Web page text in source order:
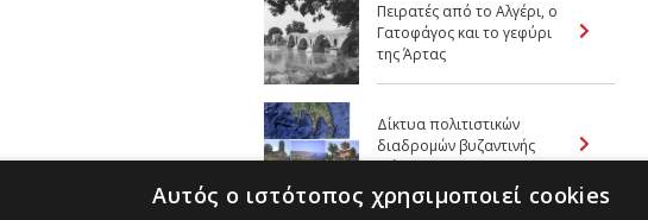
Πειρατές από το Αλγέρι, ο
Γατοφάγος και το γεφύρι
της Άρτας
Δίκτυα πολιτιστικών
διαδρομών βυζαντινής
Μάνης
Αυτός ο ιστότοπος χρησιμοποιεί cookies